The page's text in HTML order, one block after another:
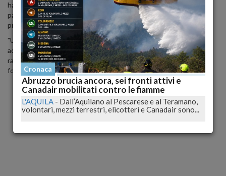
ha creato il sitowww.PlayWithKendra.com,nel quale i visitatori,
pagando, possono vedere tutti i loro sogni e fantasie esauditi,
proprio incontranto Kendra.
"Un cliente mi ha chiesto se poteva annusarmi le ascelle. Io ho
accettato ma solo perché mi ero appena lavata - ammette la
ragazza suHuffington Post Usa-. Un altro ha chiesto di leccare il
fondo della scarpa e sbavare dappertutto".
Cronaca
Abruzzo brucia ancora, sei fronti attivi e
Canadair mobilitati contro le fiamme
L'AQUILA - Dall’Aquilano al Pescarese e al Teramano,
volontari, mezzi terrestri, elicotteri e Canadair sono...